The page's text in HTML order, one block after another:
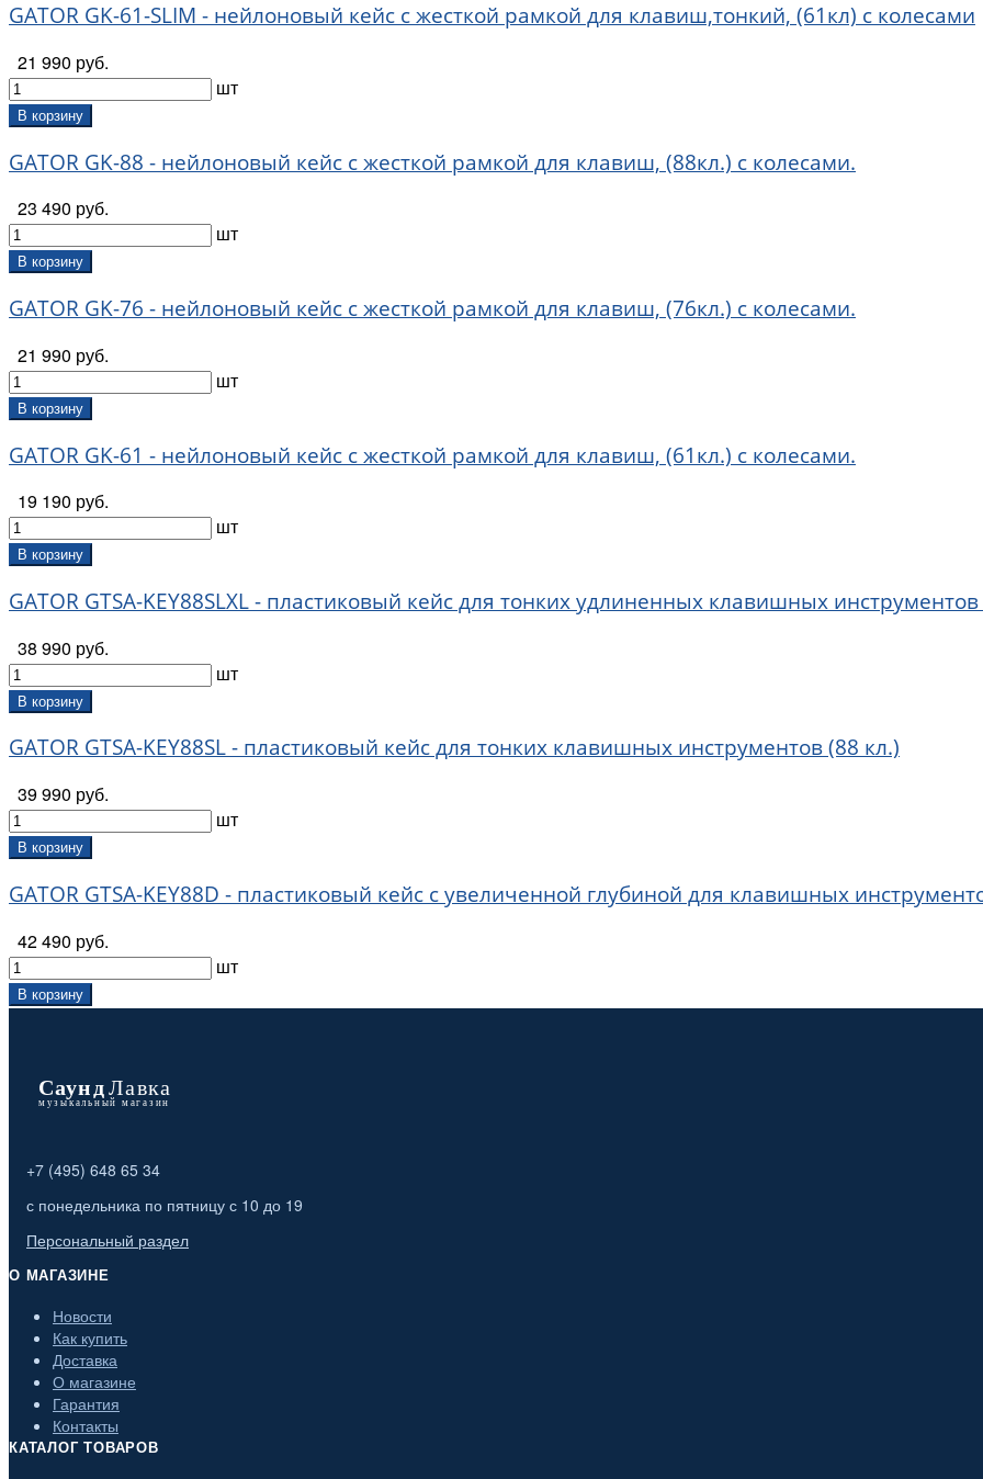
GATOR GK-61-SLIM - нейлоновый кейс с жесткой рамкой для клавиш,тонкий, (61кл) с колесами
21 990 руб.
шт
В корзину
GATOR GK-88 - нейлоновый кейс с жесткой рамкой для клавиш, (88кл.) с колесами.
23 490 руб.
шт
В корзину
GATOR GK-76 - нейлоновый кейс с жесткой рамкой для клавиш, (76кл.) с колесами.
21 990 руб.
шт
В корзину
GATOR GK-61 - нейлоновый кейс с жесткой рамкой для клавиш, (61кл.) с колесами.
19 190 руб.
шт
В корзину
GATOR GTSA-KEY88SLXL - пластиковый кейс для тонких удлиненных клавишных инструментов
38 990 руб.
шт
В корзину
GATOR GTSA-KEY88SL - пластиковый кейс для тонких клавишных инструментов (88 кл.)
39 990 руб.
шт
В корзину
GATOR GTSA-KEY88D - пластиковый кейс с увеличенной глубиной для клавишных
42 490 руб.
шт
В корзину
+7 (495) 648 65 34
с понедельника по пятницу с 10 до 19
Персональный раздел
О МАГАЗИНЕ
Новости
Как купить
Доставка
О магазине
Гарантия
Контакты
КАТАЛОГ ТОВАРОВ